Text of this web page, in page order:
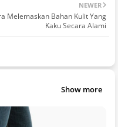
NEWER
Melemaskan Bahan Kulit Yang
Kaku Secara Alami
Show more